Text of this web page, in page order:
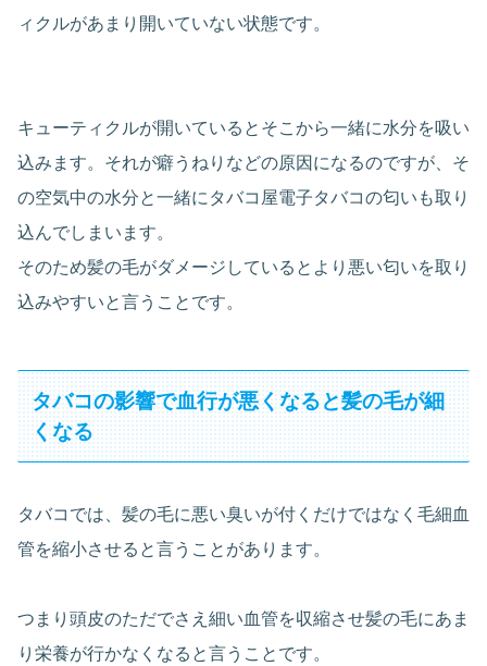
ィクルがあまり開いていない状態です。
キューティクルが開いているとそこから一緒に水分を吸い
込みます。それが癖うねりなどの原因になるのですが、そ
の空気中の水分と一緒にタバコ屋電子タバコの匂いも取り
込んでしまいます。
そのため髪の毛がダメージしているとより悪い匂いを取り
込みやすいと言うことです。
タバコの影響で血行が悪くなると髪の毛が細
くなる
タバコでは、髪の毛に悪い臭いが付くだけではなく毛細血
管を縮小させると言うことがあります。
つまり頭皮のただでさえ細い血管を収縮させ髪の毛にあま
り栄養が行かなくなると言うことです。